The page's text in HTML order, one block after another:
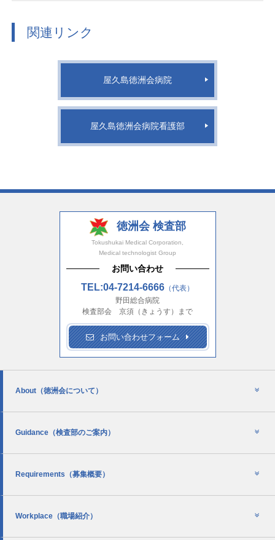
関連リンク
屋久島徳洲会病院
屋久島徳洲会病院看護部
徳洲会 検査部
Tokushukai Medical Corporation,
Medical technologist Group
お問い合わせ
TEL:04-7214-6666 （代表）
野田総合病院
検査部会 京須（きょうす）まで
お問い合わせフォーム
About （徳洲会について）
Guidance （検査部のご案内）
Requirements （募集概要）
Workplace （職場紹介）